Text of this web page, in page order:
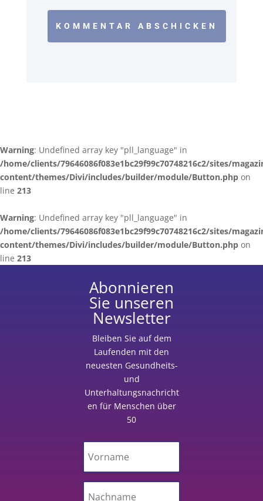
KOMMENTAR ABSCHICKEN
Warning: Undefined array key "pll_language" in
/home/clients/79646086f083e1bc29f99c70748216c2/sites/
content/themes/Divi/includes/builder/module/Button.php on
line 213
Warning: Undefined array key "pll_language" in
/home/clients/79646086f083e1bc29f99c70748216c2/sites/
content/themes/Divi/includes/builder/module/Button.php on
line 213
Abonnieren
Sie unseren
Newsletter
Bleiben Sie auf dem
Laufenden mit den
neuesten Gesundheits-
und
Unterhaltungsnachricht
en für Menschen über
50